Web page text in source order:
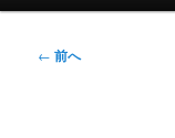
投
← 前へ